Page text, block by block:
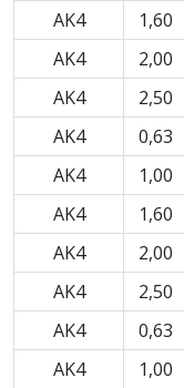
AK4
1,60
AK4
2,00
AK4
2,50
AK4
0,63
AK4
1,00
AK4
1,60
AK4
2,00
AK4
2,50
AK4
0,63
AK4
1,00